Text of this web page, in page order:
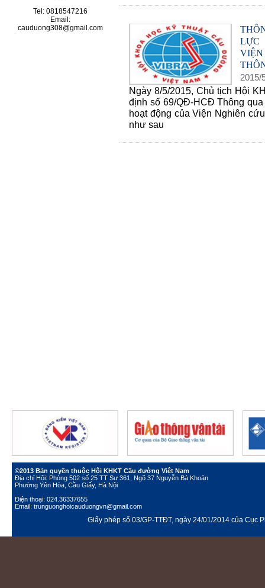
Tel: 0818547216
Email:
cauduong308@gmail.com
LỰC
2015/
Ngày 8/5/2015, Chủ tịch Hội
định số 69/QĐ-HCĐ Thông
hoạt động của Viện Nghiên
như sau
©2013 Bản quyền thuộc Hội KHKT Cầu đường Việt Nam
Địa chỉ Hội: Phòng 502 số 25 TT Sư 361, Ngõ 37 Nguyễn Bá Khoản
Phường Yên Hòa, Cầu Giấy, Hà Nội
Điện thoại: 024.36337655
Email: trunguonghoicauduongvn@gmail.com
Giấy phép số 03/GP-TTĐT, ngày 24/01/2014 của Cục